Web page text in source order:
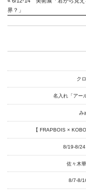
界？」
ク
名入れ「アー
み
【 FRAPBOIS ×
8/19-8/24
佐々木
8/7-8/